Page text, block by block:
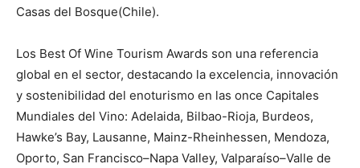
Casas del Bosque(Chile).
Los Best Of Wine Tourism Awards son una referencia
global en el sector, destacando la excelencia, innovación
y sostenibilidad del enoturismo en las once Capitales
Mundiales del Vino: Adelaida, Bilbao-Rioja, Burdeos,
Hawke’s Bay, Lausanne, Mainz-Rheinhessen, Mendoza,
Oporto, San Francisco–Napa Valley, Valparaíso–Valle de